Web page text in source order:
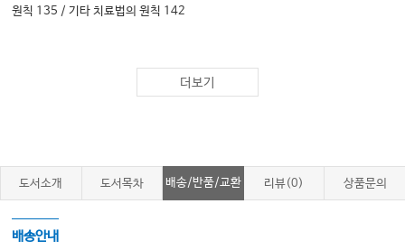
원칙 135 / 기타 치료법의 원칙 142
근거 중심의 통합종양학 147
통합종양학의 목적 및 필요성 149 / 통합종양학 치료법 152 / 통합종양학과 한
암의 한의학적 접근 183
한의학 고서에서 종양에 대한 기록 185 / 암의 한의학적 원인 190 / 암의 한의
학적 병리 193 / 암의 한의학적 치료 195 / 의·한의 결합치료 204 / 적취론(積
聚論) 209
더보기
도서소개 도서목차 배송/반품/교환 리뷰(0) 상품문의
배송안내